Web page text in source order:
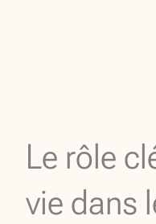
Le rôle
vie dans